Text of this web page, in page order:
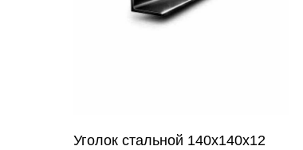
Уголок стальной 140х140х12